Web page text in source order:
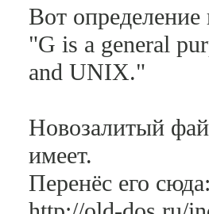
Вот
"G is a general
and UNIX."
Новозалитый
имеет.
Перенёс его